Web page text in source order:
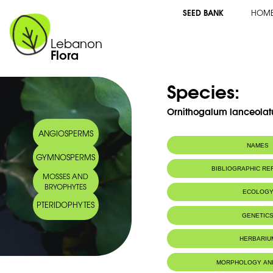
Lebanon
Flora
SEED BANK
ANGIOSPERMS
GYMNOSPERMS
MOSSES AND
BRYOPHYTES
PTERIDOPHYTES
Species:
Ornithogalum
NAMES
Synonym(s): Ornithogalum
Arabic name: صاصل
BIBLIOGRAPHIC
ECOLOGY
-Sols plus
-Rarement
MORPHOLOGY